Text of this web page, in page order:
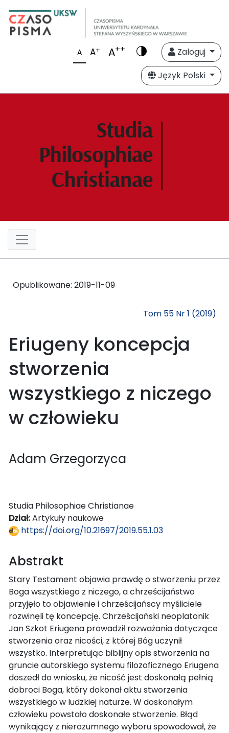
A A+ A++
Zaloguj
Język Polski
Opublikowane: 2019-11-09
Tom 55 Nr 1 (2019)
Eriugeny koncepcja
stworzenia
wszystkiego z niczego
w człowieku
Adam Grzegorzyca
Studia Philosophiae Christianae
Dział:Artykuły naukowe
https://doi.org/10.21697/2019.55.1.03
Abstrakt
Stary Testament objawia prawdę o stworzeniu przez
Boga wszystkiego z niczego, a chrześcijaństwo
przyjęło to objawienie i chrześcijańscy myśliciele
rozwinęli tę koncepcję. Chrześcijański neoplatonik
Jan Szkot Eriugena prowadził rozważania dotyczące
stworzenia oraz nicości, z której Bóg uczynił
wszystko. Interpretując biblijny opis stworzenia na
gruncie autorskiego systemu filozoficznego Eriugena
doszedł do wniosku, że nicość jest doskonałą pełnią
dobroci Boga, który dokonał aktu stworzenia
wszystkiego w ludzkiej naturze. W doskonałym
człowieku powstało doskonałe stworzenie. Błąd
wynikający z nierozumnego wyboru spowodował, że